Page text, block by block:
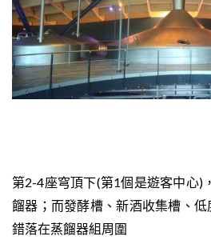
第2-4座穹頂下(第1個是遊客中心)
餾器；而發酵槽、新酒收集槽、
錯落在蒸餾器組周圍